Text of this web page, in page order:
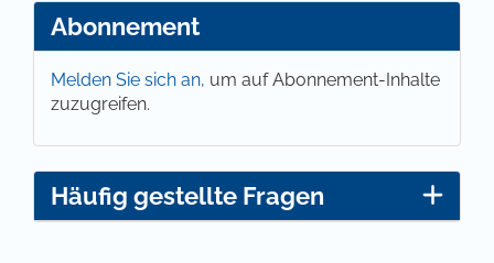
Abonnement
Melden Sie sich an, um auf Abonnement-Inhalte
zuzugreifen.
Häufig gestellte Fragen